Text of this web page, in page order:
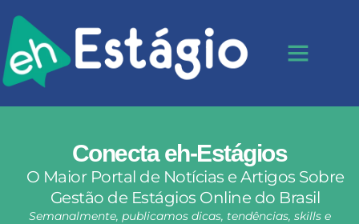
Conecta eh-Estágios
O Maior Portal de Notícias e Artigos Sobre
Gestão de Estágios Online do Brasil
Semanalmente, publicamos dicas, tendências, skills e